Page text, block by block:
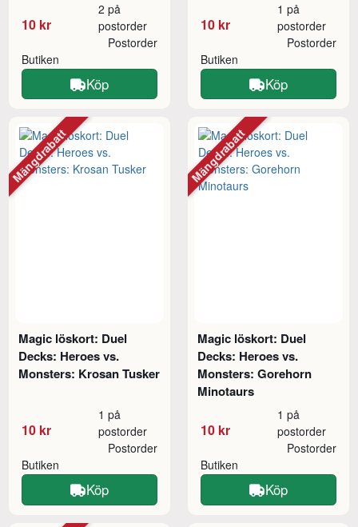
10 kr
2 på
postorder
Butiken
Postorder
Köp
10 kr
1 på
postorder
Butiken
Postorder
Köp
Magic löskort: Duel
Decks: Heroes vs.
Monsters: Krosan Tusker
10 kr
1 på
postorder
Butiken
Postorder
Köp
Mängdrabatt
Magic löskort: Duel
Decks: Heroes vs.
Monsters: Gorehorn
Minotaurs
10 kr
1 på
postorder
Butiken
Postorder
Köp
Mängdrabatt